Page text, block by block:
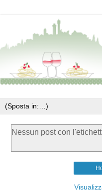
Nessun post con